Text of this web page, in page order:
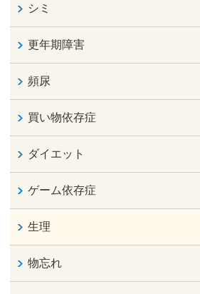
シミ
更年期障害
頻尿
買い物依存症
ダイエット
ゲーム依存症
生理
物忘れ